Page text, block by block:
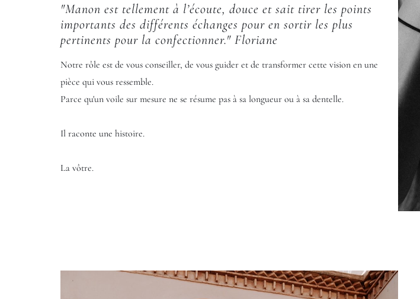
"Manon est tellement à l’écoute, douce et sait tirer les points
importants des différents échanges pour en sortir les plus
pertinents pour la confectionner." Floriane
Notre rôle est de vous conseiller, de vous guider et de transformer cette vision en une
pièce qui vous ressemble.
Parce qu'un voile sur mesure ne se résume pas à sa longueur ou à sa dentelle.
Il raconte une histoire.
La vôtre.